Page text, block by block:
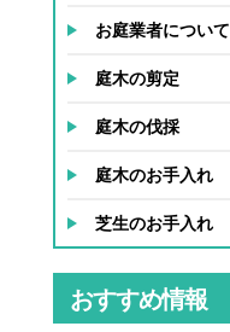
お庭業者について
庭木の剪定
庭木の伐採
庭木のお手入れ
芝生のお手入れ
おすすめ情報